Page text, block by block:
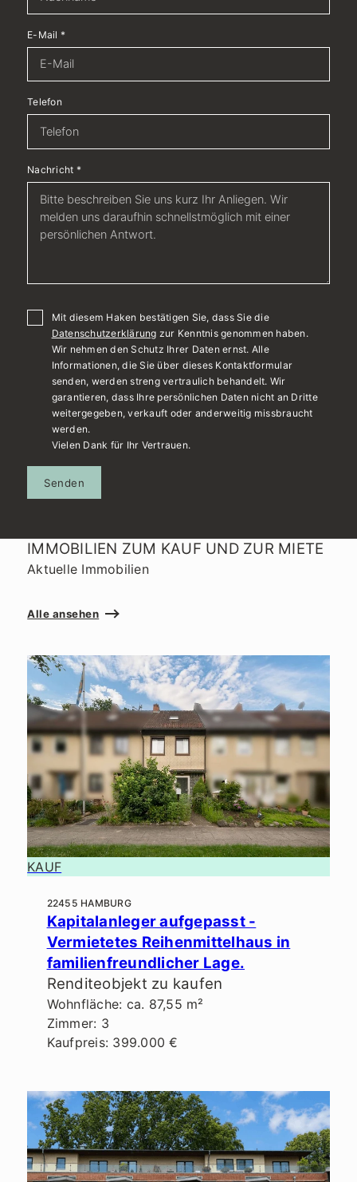
E-Mail *
Telefon
Nachricht *
Mit diesem Haken bestätigen Sie, dass Sie die
Datenschutzerklärung zur Kenntnis genommen haben.
Wir nehmen den Schutz Ihrer Daten ernst. Alle
Informationen, die Sie über dieses Kontaktformular
senden, werden streng vertraulich behandelt. Wir
garantieren, dass Ihre persönlichen Daten nicht an Dritte
weitergegeben, verkauft oder anderweitig missbraucht
werden.
Vielen Dank für Ihr Vertrauen.
Senden
IMMOBILIEN ZUM KAUF UND ZUR MIETE
Aktuelle Immobilien
Alle ansehen
KAUF
22455 HAMBURG
Kapitalanleger aufgepasst -
Vermietetes Reihenmittelhaus in
familienfreundlicher Lage.
Renditeobjekt zu kaufen
Wohnfläche: ca. 87,55 m²
Zimmer: 3
Kaufpreis: 399.000 €